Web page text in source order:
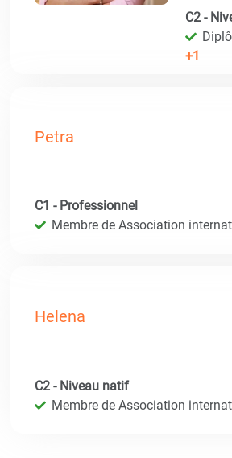
C2 -
+1
Petra
C1 - Professionnel
Membre de Association
Helena
C2 - Niveau natif
Membre de Association